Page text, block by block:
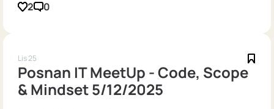
2 0
Lis 25
Posnan IT MeetUp - Code, Scope
& Mindset 5/12/2025